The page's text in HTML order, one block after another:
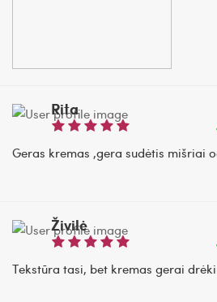
Rita
Geras kremas ,gera sudėtis mišriai
Živilė
Tekstūra tasi, bet kremas gerai